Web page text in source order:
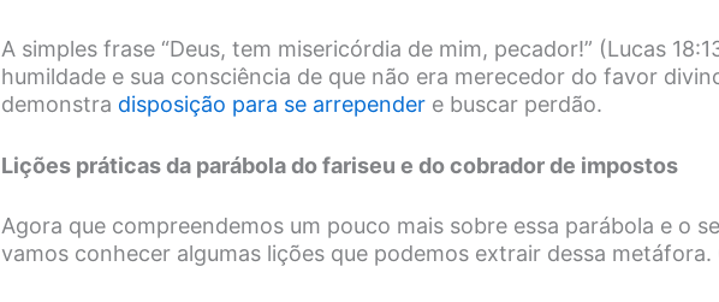
A simples frase “Deus, tem misericórdia de mim, pecador!” (Lucas
humildade e sua consciência de que não era merecedor do favor
demonstra disposição para se arrepender e buscar perdão.
Lições práticas da parábola do fariseu e do cobrador de impostos
Agora que compreendemos um pouco mais sobre essa parábola e o
vamos conhecer algumas lições que podemos extrair dessa metáfora.